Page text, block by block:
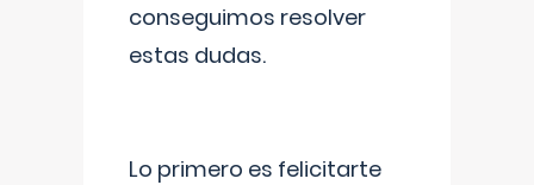
conseguimos resolver
estas dudas.
Lo primero es felicitarte